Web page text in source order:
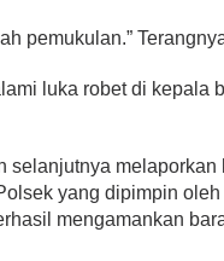
pemukulan.”
luka robet di kepala
selanjutnya
yang dipimpin
mengamankan